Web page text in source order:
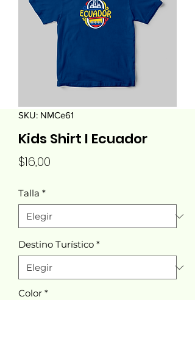
SKU: NMCe61
Kids Shirt I Ecuador
$16,00
Talla *
Destino Turístico *
Color *